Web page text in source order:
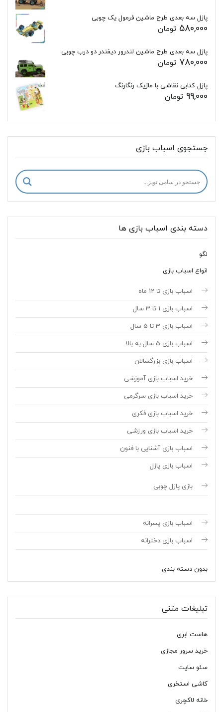
پازل سه بعدی طرح ماشین فرمول یک چوبی
580,000 تومان
پازل سه بعدی طرح ماشین لندرور دیفندر دو درب چوبی
780,000 تومان
پازل کتابی نقاشی با ماژیک رنگارنگ
99,000 تومان
جستجوی اسباب بازی
دسته بندی اسباب بازی ها
لگو
انواع اسباب بازی
اسباب بازی تا 12 ماه
اسباب بازی 1 تا 3 سال
اسباب بازی 3 تا 5 سال
اسباب بازی 5 سال به بالا
اسباب بازی بزرگسالان
خرید اسباب بازی آموزشی
خرید اسباب بازی سرگرمی
خرید اسباب بازی فکری
خرید اسباب بازی ورزشی
اسباب بازی آشنایی با فنون
اسباب بازی پازل
بازی پازل چوبی
اسباب بازی پسرانه
اسباب بازی دخترانه
بدون دسته بندی
تبلیغات متنی
هاست ابری
خرید سرور مجازی
سئو سایت
کاشی استخری
خانه لاکچری